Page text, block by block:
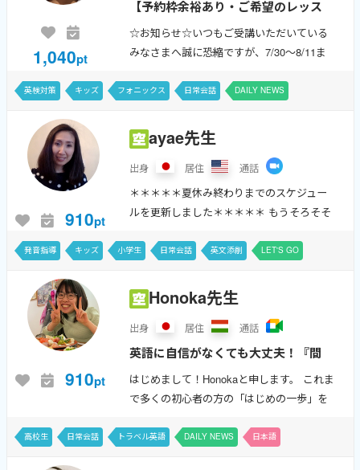
1,040pt
【予約枠余裕あり・ご希望のレッス
ン日時相談可】夏休みで差をつけ
る！あなた専用のカリキュラム作成
☆お知らせ☆いつもご受講いただいている
みなさまへ誠に恐縮ですが、7/30〜8/11ま
いたメッセージは順次返信させていただき
英検対策 キッズ フォニックス 日常会話 DAILY NEWS
910pt
ayae先生
出身 居住 通話
＊＊＊＊＊夏休み終わりまでのスケジュー
ルを更新しました＊＊＊＊＊ もうそろそそ
ます。 私の住んでいるところでは春になっ
発音指導 キッズ 小学生 日常会話 英文添削 LET'S GO
910pt
Honoka先生
出身 居住 通話
英語に自信がなくても大丈夫！『間
違えたらどうしよう…』を『楽し
い！』に変える、大人の中学やり直
はじめまして！Honokaと申します。 これま
で多くの初心者の方の「はじめの一歩」を
方・初心者の方歓迎です。「言いたいこと
高校生 日常会話 トラベル英語 DAILY NEWS 日本語